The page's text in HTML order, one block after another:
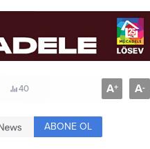
40 A+ A-
ABONE OL